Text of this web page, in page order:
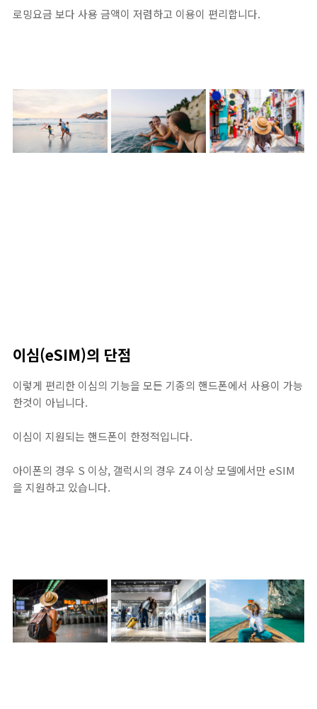
로밍요금 보다 사용 금액이 저렴하고 이용이 편리합니다.
이심(eSIM)의 단점
이렇게 편리한 이심의 기능을 모든 기종의 핸드폰에서 사용이 가능
한것이 아닙니다.
이심이 지원되는 핸드폰이 한정적입니다.
아이폰의 경우 S 이상, 갤럭시의 경우 Z4 이상 모델에서만 eSIM
을 지원하고 있습니다.